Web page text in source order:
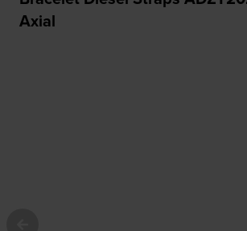
Axial